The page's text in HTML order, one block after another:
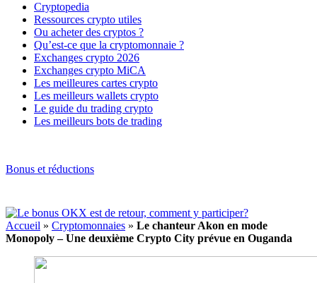
Cryptopedia
Ressources crypto utiles
Ou acheter des cryptos ?
Qu’est-ce que la cryptomonnaie ?
Exchanges crypto 2026
Exchanges crypto MiCA
Les meilleures cartes crypto
Les meilleurs wallets crypto
Le guide du trading crypto
Les meilleurs bots de trading
Bonus et réductions
Accueil » Cryptomonnaies » Le chanteur Akon en mode
Monopoly – Une deuxième Crypto City prévue en Ouganda